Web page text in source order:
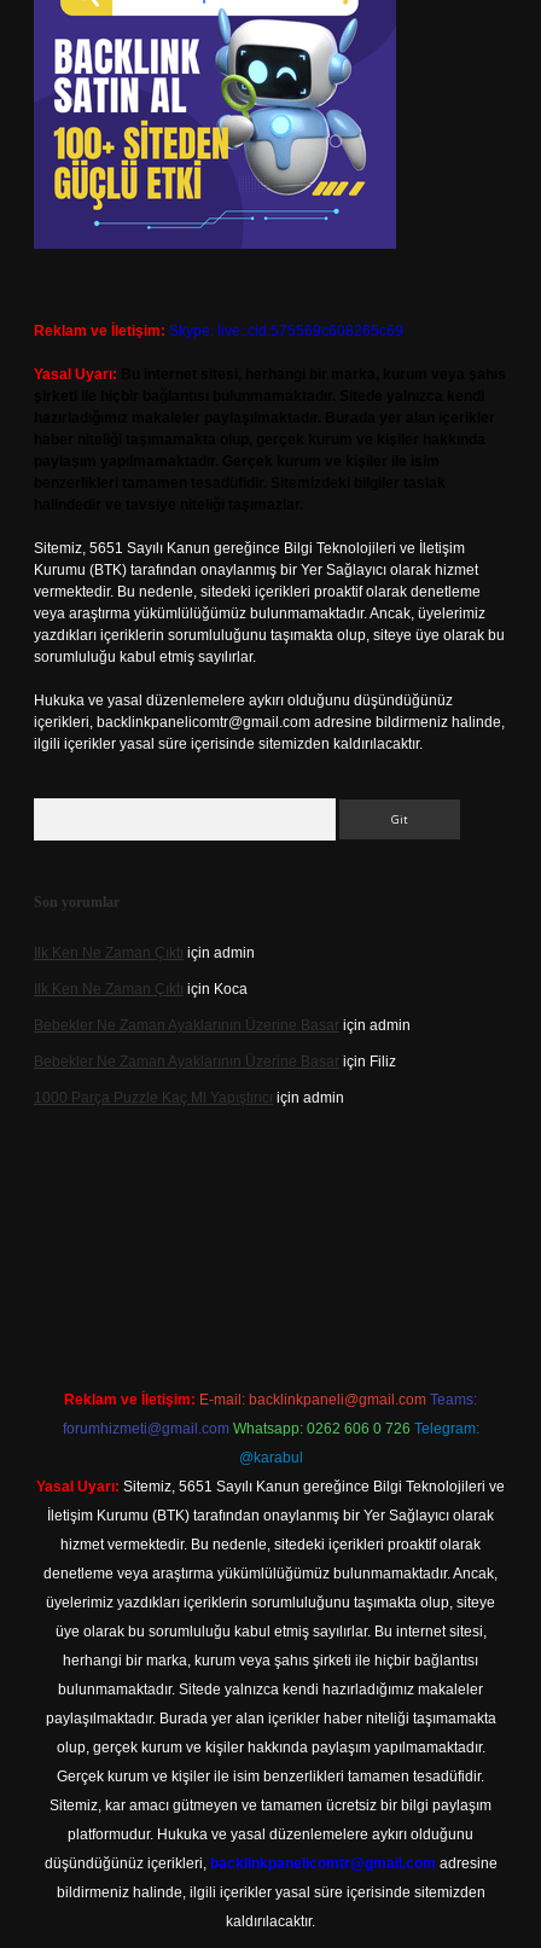
Reklam ve İletişim: Skype: live:.cid.575569c608265c69
Yasal Uyarı:
Sitemiz, 5651 Sayılı Kanun gereğince Bilgi Teknolojileri ve İletişim
Kurumu (BTK) tarafından onaylanmış bir Yer Sağlayıcı olarak hizmet
vermektedir. Bu nedenle, sitedeki içerikleri proaktif olarak denetleme
veya araştırma yükümlülüğümüz bulunmamaktadır. Ancak, üyelerimiz
yazdıkları içeriklerin sorumluluğunu taşımakta olup, siteye üye olarak bu
sorumluluğu kabul etmiş sayılırlar.
Hukuka ve yasal düzenlemelere aykırı olduğunu düşündüğünüz
içerikleri, backlinkpanelicomtr@gmail.com adresine bildirmeniz halinde,
ilgili içerikler yasal süre içerisinde sitemizden kaldırılacaktır.
Son yorumlar
Ilk Ken Ne Zaman Çıktı için admin
Ilk Ken Ne Zaman Çıktı için Koca
Bebekler Ne Zaman Ayaklarının Üzerine Basar için admin
Bebekler Ne Zaman Ayaklarının Üzerine Basar için Filiz
1000 Parça Puzzle Kaç Ml Yapıştırıcı için admin
Reklam ve İletişim: E-mail: backlinkpaneli@gmail.com Teams:
forumhizmeti@gmail.com Whatsapp: 0262 606 0 726 Telegram:
@karabul
Yasal Uyarı: Sitemiz, 5651 Sayılı Kanun gereğince Bilgi Teknolojileri ve
İletişim Kurumu (BTK) tarafından onaylanmış bir Yer Sağlayıcı olarak
hizmet vermektedir. Bu nedenle, sitedeki içerikleri proaktif olarak
denetleme veya araştırma yükümlülüğümüz bulunmamaktadır. Ancak,
üyelerimiz yazdıkları içeriklerin sorumluluğunu taşımakta olup, siteye
üye olarak bu sorumluluğu kabul etmiş sayılırlar. Bu internet sitesi,
herhangi bir marka, kurum veya şahıs şirketi ile hiçbir bağlantısı
bulunmamaktadır. Sitede yalnızca kendi hazırladığımız makaleler
paylaşılmaktadır. Burada yer alan içerikler haber niteliği taşımamakta
olup, gerçek kurum ve kişiler hakkında paylaşım yapılmamaktadır.
Gerçek kurum ve kişiler ile isim benzerlikleri tamamen tesadüfidir.
Sitemiz, kar amacı gütmeyen ve tamamen ücretsiz bir bilgi paylaşım
platformudur. Hukuka ve yasal düzenlemelere aykırı olduğunu
düşündüğünüz içerikleri, backlinkpanelicomtr@gmail.com adresine
bildirmeniz halinde, ilgili içerikler yasal süre içerisinde sitemizden
kaldırılacaktır.